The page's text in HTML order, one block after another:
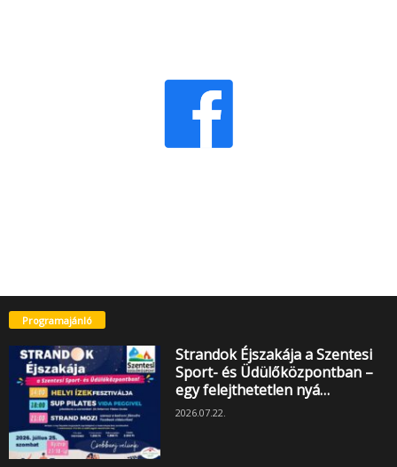
Programajánló
Strandok Éjszakája a Szentesi
Sport- és Üdülőközpontban –
egy felejthetetlen nyá…
2026.07.22.